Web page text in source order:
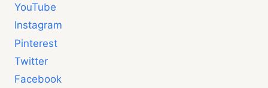
YouTube
Instagram
Pinterest
Twitter
Facebook